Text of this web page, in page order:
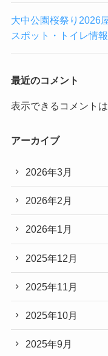
大中公園桜祭り2026
スポット・トイレ情
最近のコメント
表示できるコメントは
アーカイブ
2026年3月
2026年2月
2026年1月
2025年12月
2025年11月
2025年10月
2025年9月